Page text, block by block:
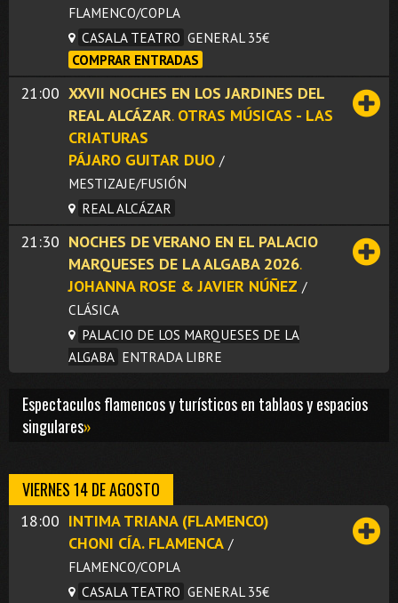
FLAMENCO/COPLA
CASALA TEATRO GENERAL 35€
COMPRAR ENTRADAS
21:00 XXVII NOCHES EN LOS JARDINES DEL
REAL ALCÁZAR. OTRAS MÚSICAS - LAS
CRIATURAS
PÁJARO GUITAR DUO /
MESTIZAJE/FUSIÓN
REAL ALCÁZAR
21:30 NOCHES DE VERANO EN EL PALACIO
MARQUESES DE LA ALGABA 2026.
JOHANNA ROSE & JAVIER NÚÑEZ /
CLÁSICA
PALACIO DE LOS MARQUESES DE LA
ALGABA ENTRADA LIBRE
Espectaculos flamencos y turísticos en tablaos y espacios
singulares»
VIERNES 14 DE AGOSTO
18:00 INTIMA TRIANA (FLAMENCO)
CHONI CÍA. FLAMENCA /
FLAMENCO/COPLA
CASALA TEATRO GENERAL 35€